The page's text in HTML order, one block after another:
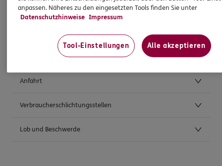
Anfahrt
Verbraucherschlichtungsstellen
Lob und Beschwerde
anpassen. Näheres zu den eingesetzten Tools finden Sie unter
Datenschutzhinweise Impressum
Tool-Einstellungen Alle akzeptieren